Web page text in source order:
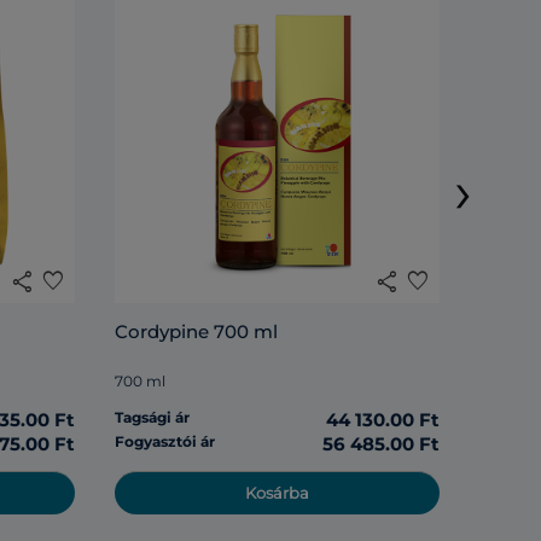
share favorite
Ft
Ft
share favorite
Cordypine 700 ml
700 ml
Tagsági ár
44 130.00 Ft
Fogyasztói ár 56 485.00 Ft
Kosárba
›